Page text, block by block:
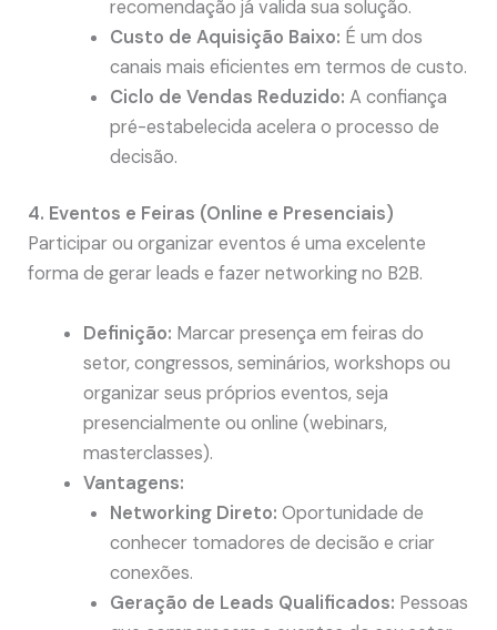
recomendação já valida sua solução.
Custo de Aquisição Baixo: É um dos
canais mais eficientes em termos de custo.
Ciclo de Vendas Reduzido: A confiança
pré-estabelecida acelera o processo de
decisão.
4. Eventos e Feiras (Online e Presenciais)
Participar ou organizar eventos é uma excelente
forma de gerar leads e fazer networking no B2B.
Definição: Marcar presença em feiras do
setor, congressos, seminários, workshops ou
organizar seus próprios eventos, seja
presencialmente ou online (webinars,
masterclasses).
Vantagens:
Networking Direto: Oportunidade de
conhecer tomadores de decisão e criar
conexões.
Geração de Leads Qualificados: Pessoas